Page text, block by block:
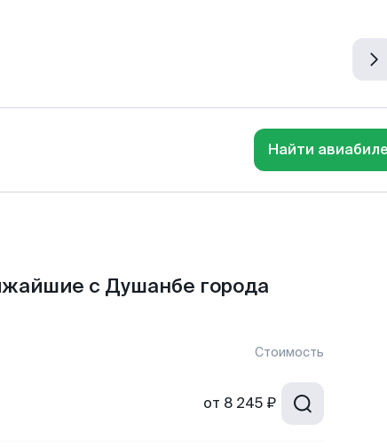
Найти
с Душанбе города
Стоимость
от 8 245 ₽